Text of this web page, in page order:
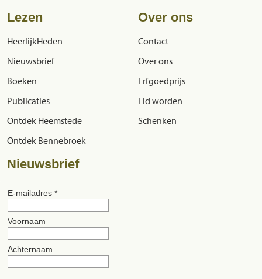
Lezen
HeerlijkHeden
Nieuwsbrief
Boeken
Publicaties
Ontdek Heemstede
Ontdek Bennebroek
Over ons
Contact
Over ons
Erfgoedprijs
Lid worden
Schenken
Nieuwsbrief